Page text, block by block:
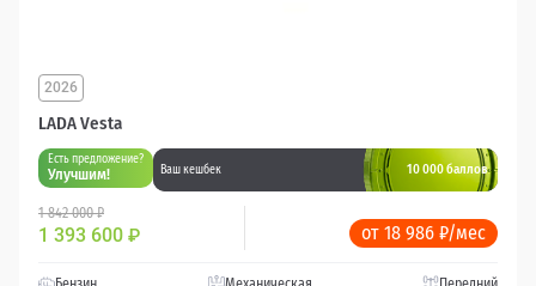
LADA Vesta
2026
Есть предложение?
Улучшим! Ваш кешбек 10 000 баллов
1 842 000 ₽
1 393 600 ₽ от 18 986 ₽/мес